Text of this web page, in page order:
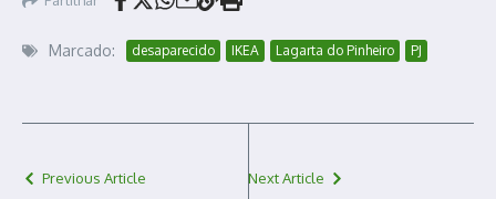
Marcado: desaparecido IKEA Lagarta do Pinheiro PJ
Previous Article Next Article